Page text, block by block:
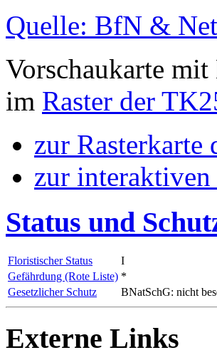
Quelle: BfN &
Vorschaukarte mit
im Raster der
zur Rasterkarte
zur
Status und
Floristischer Status I
Gefährdung (Rote Liste) *
Gesetzlicher Schutz
BNatSchG: nicht
Externe Links